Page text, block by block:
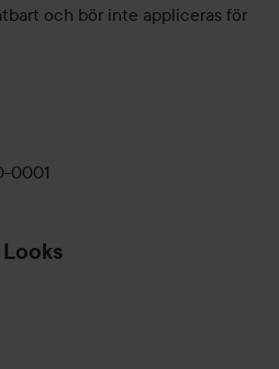
och bör inte appliceras för
0001
Looks